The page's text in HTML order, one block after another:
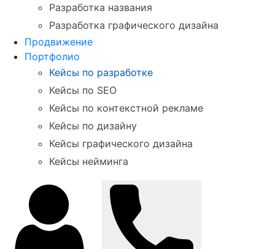
Разработка названия
Разработка графического дизайна
Продвижение
Портфолио
Кейсы по разработке
Кейсы по SEO
Кейсы по контекстной рекламе
Кейсы по дизайну
Кейсы графического дизайна
Кейсы нейминга